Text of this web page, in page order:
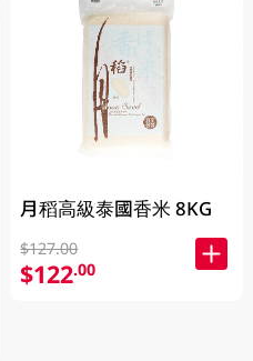
月稻高級泰國香米 8KG
$127.00
$122.00